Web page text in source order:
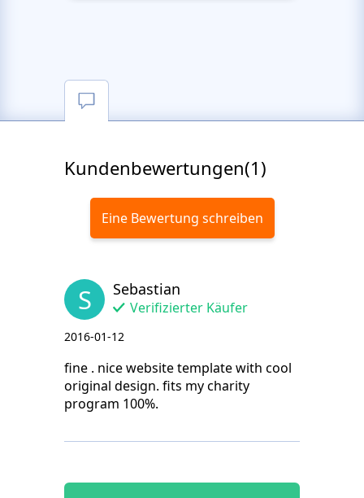
Kundenbewertungen(1)
Eine Bewertung schreiben
S Sebastian
Verifizierter Käufer
2016-01-12
fine . nice website template with cool
original design. fits my charity
program 100%.